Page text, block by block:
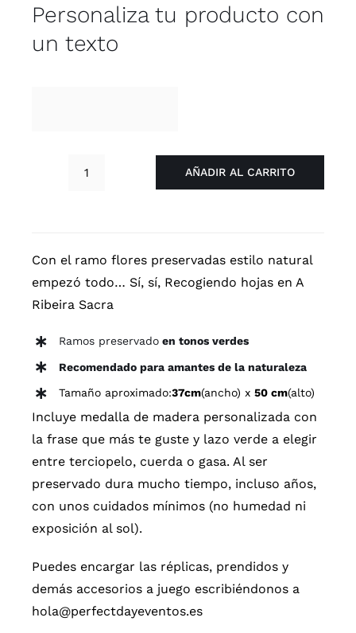
Personaliza tu producto con
un texto
AÑADIR AL CARRITO
Con el ramo flores preservadas estilo natural
empezó todo… Sí, sí, Recogiendo hojas en A
Ribeira Sacra
Ramos preservadoen tonos verdes
Recomendado para amantes de la naturaleza
Tamaño aproximado:37cm(ancho) x 50 cm(alto)
Incluye medalla de madera personalizada con
la frase que más te guste y lazo verde a elegir
entre terciopelo, cuerda o gasa. Al ser
preservado dura mucho tiempo, incluso años,
con unos cuidados mínimos (no humedad ni
exposición al sol).
Puedes encargar las réplicas, prendidos y
demás accesorios a juego escribiéndonos a
hola@perfectdayeventos.es